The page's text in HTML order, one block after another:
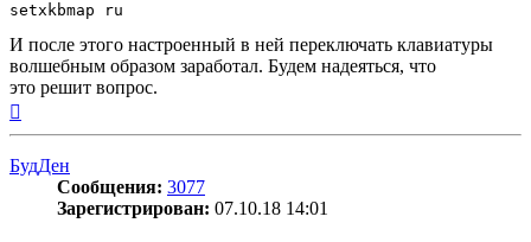
setxkbmap ru
И после этого настроенный в ней переключать клавиатуры
волшебным образом заработал. Будем надеяться, что
это решит вопрос.
БудДен
Сообщения: 3077
Зарегистрирован: 07.10.18 14:01